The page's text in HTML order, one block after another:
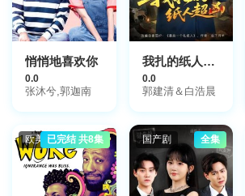
悄悄地喜欢你
0.0
张沐兮,郭迦南
我扎的纸人超凶
0.0
郭建清＆白浩晨
欧美剧已完结 共8集 国产剧 全集